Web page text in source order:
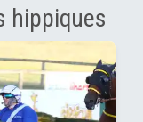
hippiques